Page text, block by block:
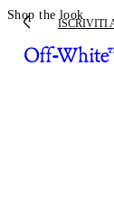
ISCRIVITI
Shop the look